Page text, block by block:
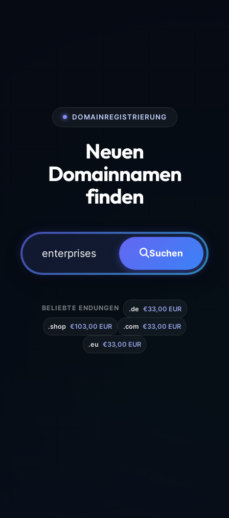
DOMAINREGISTRIERUNG
Neuen
Domainnamen
finden
Suchen
BELIEBTE ENDUNGEN .de €33,00 EUR
.shop €103,00 EUR .com €33,00 EUR
.eu €33,00 EUR